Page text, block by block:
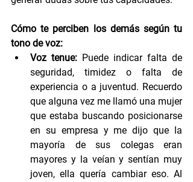
Cómo te perciben los demás según tu
tono de voz:
Voz tenue: Puede indicar falta de
seguridad, timidez o falta de
experiencia o a juventud. Recuerdo
que alguna vez me llamó una mujer
que estaba buscando posicionarse
en su empresa y me dijo que la
mayoría de sus colegas eran
mayores y la veían y sentían muy
joven, ella quería cambiar eso. Al